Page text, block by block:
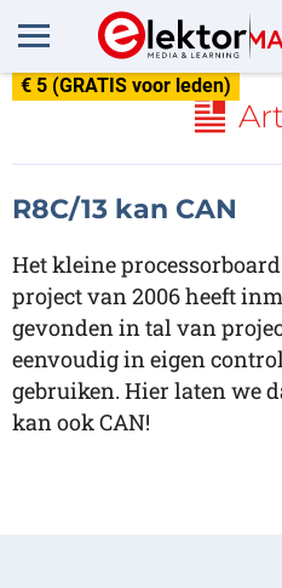
€ 5 (GRATIS voor leden)
R8C/13 kan CAN
Het kleine
project van 2006 heeft
gevonden in tal van
eenvoudig in eigen
gebruiken. Hier laten we
kan ook CAN!